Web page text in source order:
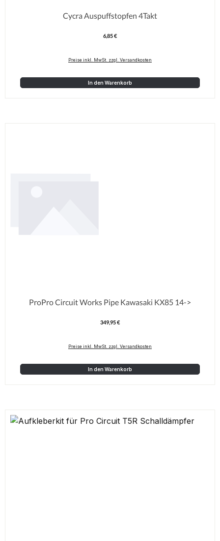
Cycra Auspuffstopfen 4Takt
Regulärer Preis:
6,85 €
Preise inkl. MwSt. zzgl. Versandkosten
In den Warenkorb
ProPro Circuit Works Pipe Kawasaki KX85 14->
Regulärer Preis:
349,95 €
Preise inkl. MwSt. zzgl. Versandkosten
In den Warenkorb